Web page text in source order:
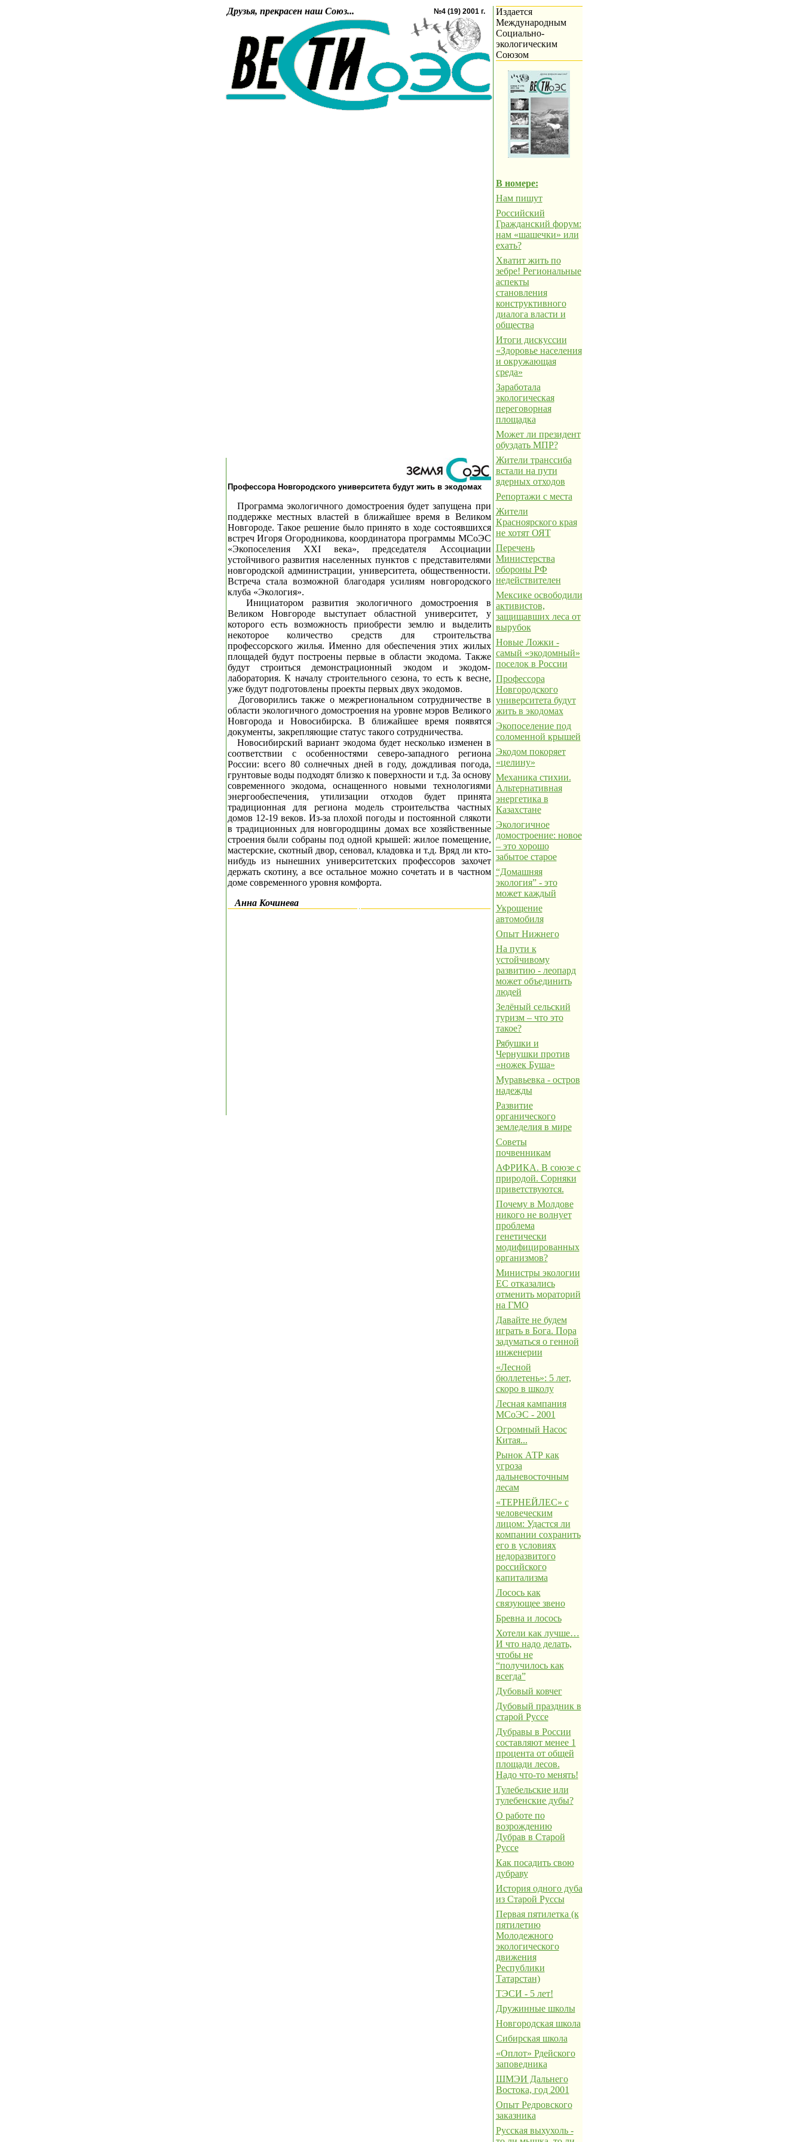
Друзья, прекрасен наш Союз... №4 (19) 2001 г.
Издается
Международным
Социально-
экологическим
Союзом
В номере:
Нам пишут
Российский
Гражданский форум:
нам «шашечки» или
ехать?
Хватит жить по
зебре! Региональные
аспекты
становления
конструктивного
диалога власти и
общества
Итоги дискуссии
«Здоровье населения
и окружающая
среда»
Заработала
экологическая
переговорная
площадка
Может ли президент
обуздать МПР?
Жители транссиба
встали на пути
ядерных отходов
Репортажи с места
Жители
Красноярского края
не хотят ОЯТ
Перечень
Министерства
обороны РФ
недействителен
Мексике освободили
активистов,
защищавших леса от
вырубок
Новые Ложки -
самый «экодомный»
поселок в России
Профессора
Новгородского
университета будут
жить в экодомах
Экопоселение под
соломенной крышей
Экодом покоряет
«целину»
Механика стихии.
Альтернативная
энергетика в
Казахстане
Экологичное
домостроение: новое
– это хорошо
забытое старое
“Домашняя
экология” - это
может каждый
Укрощение
автомобиля
Опыт Нижнего
На пути к
устойчивому
развитию - леопард
может объединить
людей
Зелёный сельский
туризм – что это
такое?
Рябушки и
Чернушки против
«ножек Буша»
Муравьевка - остров
надежды
Развитие
органического
земледелия в мире
Советы
почвенникам
АФРИКА. В союзе с
природой. Сорняки
приветствуются.
Почему в Молдове
никого не волнует
проблема
генетически
модифицированных
организмов?
Министры экологии
ЕС отказались
отменить мораторий
на ГМО
Давайте не будем
играть в Бога. Пора
задуматься о генной
инженерии
«Лесной
бюллетень»: 5 лет,
скоро в школу
Лесная кампания
МСоЭС - 2001
Огромный Насос
Китая...
Рынок АТР как
угроза
дальневосточным
лесам
«ТЕРНЕЙЛЕС» с
человеческим
лицом: Удастся ли
компании сохранить
его в условиях
недоразвитого
российского
капитализма
Лосось как
связующее звено
Бревна и лосось
Хотели как лучше…
И что надо делать,
чтобы не
“получилось как
всегда”
Дубовый ковчег
Дубовый праздник в
старой Руссе
Дубравы в России
составляют менее 1
процента от общей
площади лесов.
Надо что-то менять!
Тулебельские или
тулебенские дубы?
О работе по
возрождению
Дубрав в Старой
Руссе
Как посадить свою
дубраву
История одного дуба
из Старой Руссы
Первая пятилетка (к
пятилетию
Молодежного
экологического
движения
Республики
Татарстан)
ТЭСИ - 5 лет!
Дружинные школы
Новгородская школа
Сибирская школа
«Оплот» Рдейского
заповедника
ШМЭИ Дальнего
Востока, год 2001
Опыт Редровского
заказника
Русская выхухоль -
Профессора Новгородского университета будут жить в экодомах
Программа экологичного домостроения будет запущена при
поддержке местных властей в ближайшее время в Великом
Новгороде. Такое решение было принято в ходе состоявшихся
встреч Игоря Огородникова, координатора программы МСоЭС
«Экопоселения XXI века», председателя Ассоциации
устойчивого развития населенных пунктов с представителями
новгородской администрации, университета, общественности.
Встреча стала возможной благодаря усилиям новгородского
клуба «Экология».
Инициатором развития экологичного домостроения в
Великом Новгороде выступает областной университет, у
которого есть возможность приобрести землю и выделить
некоторое количество средств для строительства
профессорского жилья. Именно для обеспечения этих жилых
площадей будут построены первые в области экодома. Также
будут строиться демонстрационный экодом и экодом-
лаборатория. К началу строительного сезона, то есть к весне,
уже будут подготовлены проекты первых двух экодомов.
Договорились также о межрегиональном сотрудничестве в
области экологичного домостроения на уровне мэров Великого
Новгорода и Новосибирска. В ближайшее время появятся
документы, закрепляющие статус такого сотрудничества.
Новосибирский вариант экодома будет несколько изменен в
соответствии с особенностями северо-западного региона
России: всего 80 солнечных дней в году, дождливая погода,
грунтовые воды подходят близко к поверхности и т.д. За основу
современного экодома, оснащенного новыми технологиями
энергообеспечения, утилизации отходов будет принята
традиционная для региона модель строительства частных
домов 12-19 веков. Из-за плохой погоды и постоянной слякоти
в традиционных для новгородщины домах все хозяйственные
строения были собраны под одной крышей: жилое помещение,
мастерские, скотный двор, сеновал, кладовка и т.д. Вряд ли кто-
нибудь из нынешних университетских профессоров захочет
держать скотину, а все остальное можно сочетать и в частном
доме современного уровня комфорта.
Анна Кочинева